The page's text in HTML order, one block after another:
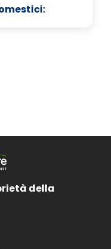
della